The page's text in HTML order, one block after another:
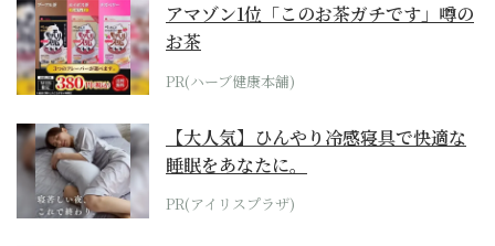
アマゾン1位「このお茶ガチです」噂の
お茶
PR(ハーブ健康本舗)
【大人気】ひんやり冷感寝具で快適な
睡眠をあなたに。
PR(アイリスプラザ)